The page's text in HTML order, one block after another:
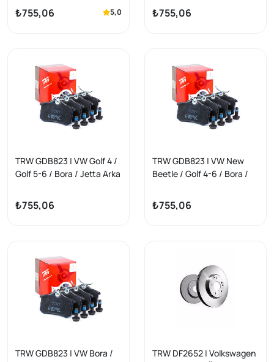
Takımı GDB1330
₺755,06 5,0
Takımı GDB1330
₺755,06
TRW GDB823 | VW Golf 4 /
Golf 5-6 / Bora / Jetta Arka
GDB1330
₺755,06
TRW GDB823 | VW New
Beetle / Golf 4-6 / Bora /
Takımı GDB1330
₺755,06
TRW GDB823 | VW Bora /
TRW DF2652 | Volkswagen